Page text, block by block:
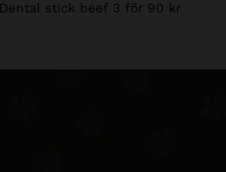
Dental stick beef 3 för 90 kr